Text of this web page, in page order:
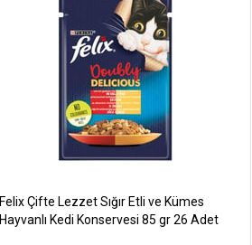
Felix Çifte Lezzet Sığır Etli ve Kümes
Hayvanlı Kedi Konservesi 85 gr 26 Adet